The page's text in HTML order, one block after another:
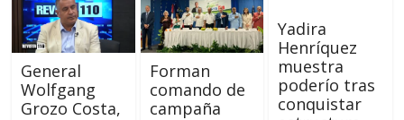
General
Wolfgang
Grozo Costa,
Forman
comando de
campaña
Yadira
Henríquez
muestra
poderío tras
conquistar